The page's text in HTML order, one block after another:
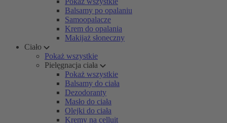
Balsamy po opalaniu
Samoopalacze
Krem do opalania
Makijaż słoneczny
Ciało
Pokaż wszystkie
Pielęgnacja ciała
Pokaż wszystkie
Balsamy do ciała
Dezodoranty
Masło do ciała
Olejki do ciała
Kremy na celluit